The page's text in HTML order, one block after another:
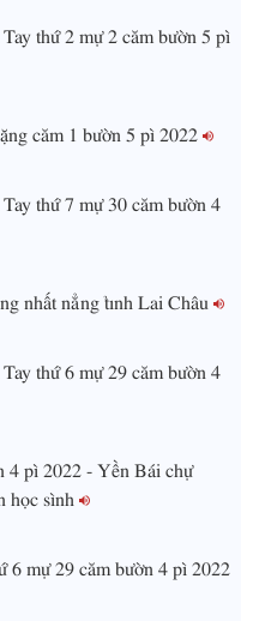
thứ 2 mự 2 căm bườn 5 pì
căm 1 bườn 5 pì 2022
thứ 7 mự 30 căm bườn 4
nhất nẳng tỉnh Lai Châu
thứ 6 mự 29 căm bườn 4
4 pì 2022 - Yền Bái chự
học sình
6 mự 29 căm bườn 4 pì 2022